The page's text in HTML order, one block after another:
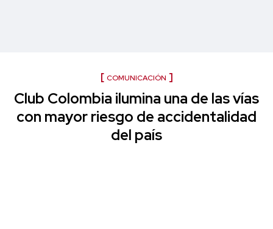
COMUNICACIÓN
Club Colombia ilumina una de las vías
con mayor riesgo de accidentalidad
del país